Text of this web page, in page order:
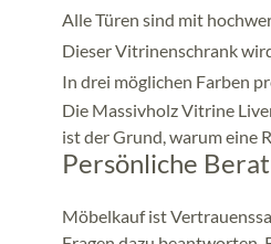
Alle Türen sind mit
Dieser Vitrinenschrank
In drei möglichen Farben
Die Massivholz Vitrine
ist der Grund, warum eine
Persönliche
Möbelkauf ist